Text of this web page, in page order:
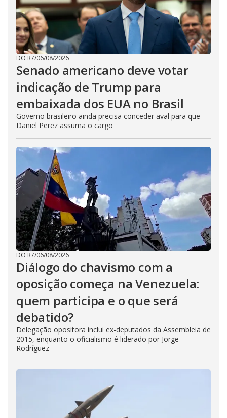
DO R7/06/08/2026
Senado americano deve votar
indicação de Trump para
embaixada dos EUA no Brasil
Governo brasileiro ainda precisa conceder aval para que
Daniel Perez assuma o cargo
DO R7/06/08/2026
Diálogo do chavismo com a
oposição começa na Venezuela:
quem participa e o que será
debatido?
Delegação opositora inclui ex-deputados da Assembleia de
2015, enquanto o oficialismo é liderado por Jorge
Rodríguez